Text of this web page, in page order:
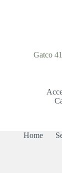
Gatco
Home